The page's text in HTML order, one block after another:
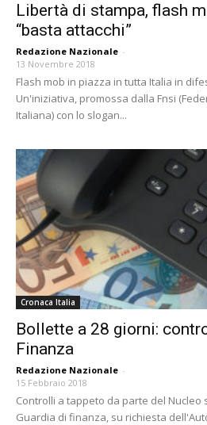
Libertà di stampa, flash
“basta attacchi”
Redazione Nazionale -
13 Novembre 2018
Flash mob in piazza in tutta Italia in
Un'iniziativa, promossa dalla Fnsi
Italiana) con lo slogan...
Cronaca Italia
Bollette a 28 giorni:
Finanza
Redazione Nazionale -
15 Febbraio 2018
Controlli a tappeto da parte del Nucleo
Guardia di finanza, su richiesta